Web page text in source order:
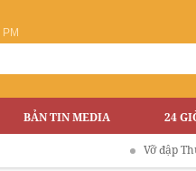
BẢN TIN MEDIA 24
Vỡ đập Thuỷ điện ở